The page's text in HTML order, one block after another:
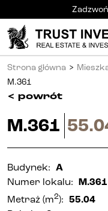
Kielce
Radom
Gliwice
Mieszkania
Kielce
Radom
Katowice
Gliwice
Strona główna >
M.361
< powrót
M.361
Budynek: A
Numer lokalu: M.361
Metraż (m2): 55.04